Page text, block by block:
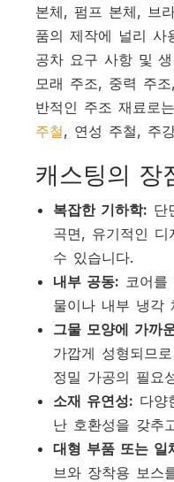
본체, 펌프 본체, 브
품의 제작에 널리 사
공차 요구 사항 및
모래 주조, 중력 주
반적인 주조 재료로
주철, 연성 주철, 주
캐스팅의 장
복잡한 기하학: 단
곡면, 유기적인
수 있습니다.
내부 공동: 코어
물이나 내부 냉각
그물 모양에 가까
가깝게 성형되므
정밀 가공의 필요
소재 유연성: 다양
난 호환성을 갖추
대형 부품 또는 일
브와 장착용 보스